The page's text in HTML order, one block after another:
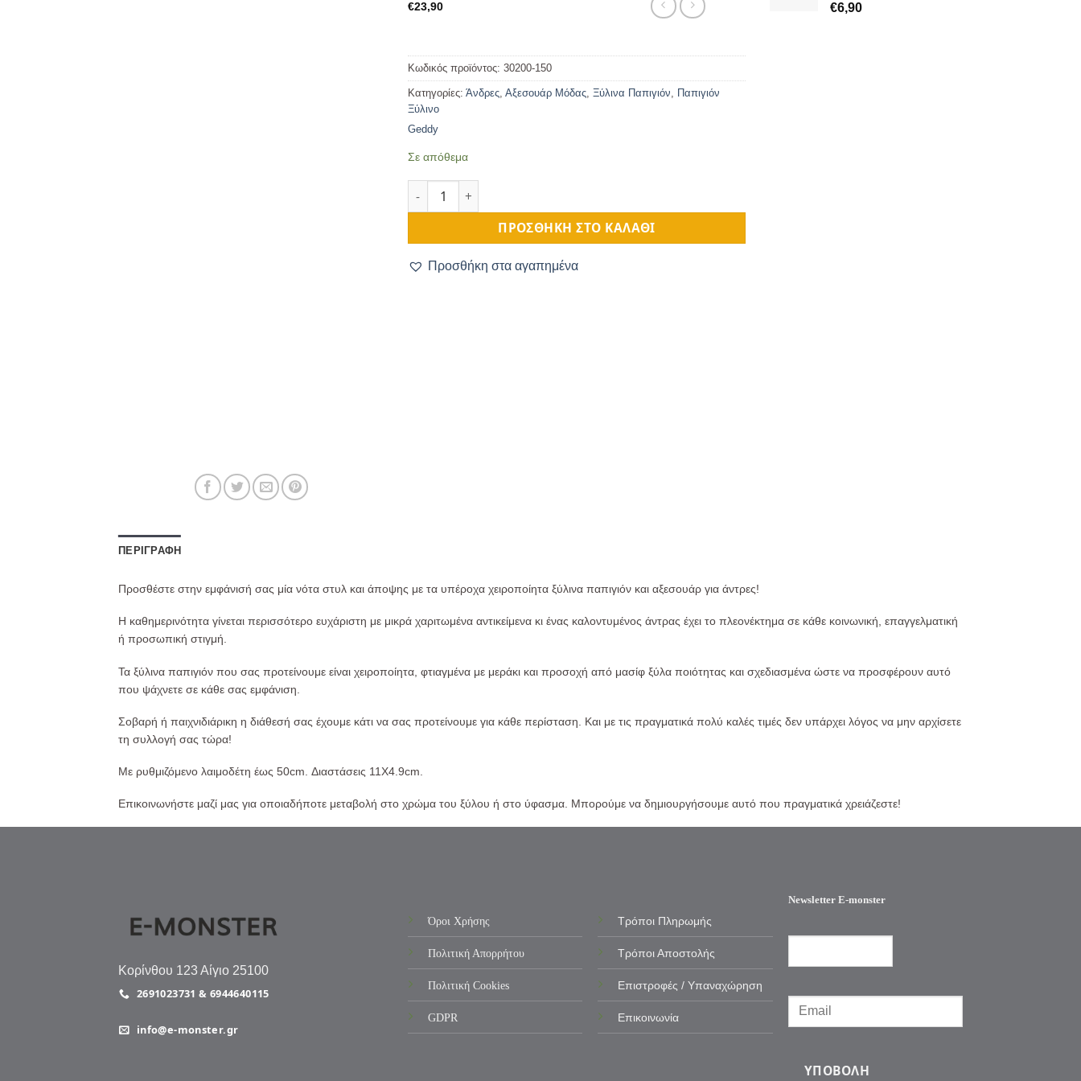
€23,90
Κωδικός προϊόντος: 30200-150
Κατηγορίες: Άνδρες, Αξεσουάρ Μόδας, Ξύλινα Παπιγιόν, Παπιγιόν
Ξύλινο
Geddy
Σε απόθεμα
ΠΡΟΣΘΉΚΗ ΣΤΟ ΚΑΛΆΘΙ
Προσθήκη στα αγαπημένα
€6,90
ΠΕΡΙΓΡΑΦΉ
Προσθέστε στην εμφάνισή σας μία νότα στυλ και άποψης με τα υπέροχα χειροποίητα ξύλινα παπιγιόν και αξεσουάρ για άντρες!
Η καθημερινότητα γίνεται περισσότερο ευχάριστη με μικρά χαριτωμένα αντικείμενα κι ένας καλοντυμένος άντρας έχει το πλεονέκτημα σε κάθε κοινωνική, επαγγελματική
ή προσωπική στιγμή.
Τα ξύλινα παπιγιόν που σας προτείνουμε είναι χειροποίητα, φτιαγμένα με μεράκι και προσοχή από μασίφ ξύλα ποιότητας και σχεδιασμένα ώστε να προσφέρουν αυτό
που ψάχνετε σε κάθε σας εμφάνιση.
Σοβαρή ή παιχνιδιάρικη η διάθεσή σας έχουμε κάτι να σας προτείνουμε για κάθε περίσταση. Και με τις πραγματικά πολύ καλές τιμές δεν υπάρχει λόγος να μην αρχίσετε
τη συλλογή σας τώρα!
Με ρυθμιζόμενο λαιμοδέτη έως 50cm. Διαστάσεις 11Χ4.9cm.
Επικοινωνήστε μαζί μας για οποιαδήποτε μεταβολή στο χρώμα του ξύλου ή στο ύφασμα. Μπορούμε να δημιουργήσουμε αυτό που πραγματικά χρειάζεστε!
Κορίνθου 123 Αίγιο 25100
2691023731 & 6944640115
info@e-monster.gr
Όροι Χρήσης
Πολιτική Απορρήτου
Πολιτική Cookies
GDPR
Τρόποι Πληρωμής
Τρόποι Αποστολής
Επιστροφές / Υπαναχώρηση
Επικοινωνία
Newsletter E-monster
ΥΠΟΒΟΛΉ